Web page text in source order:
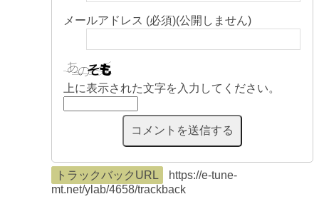
メールアドレス (必須)(公開しません)
上に表示された文字を入力してください。
トラックバックURL
https://e-tune-
mt.net/ylab/4658/trackback